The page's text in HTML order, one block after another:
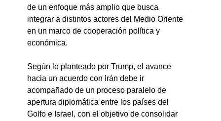
de un enfoque más amplio que busca
integrar a distintos actores del Medio Oriente
en un marco de cooperación política y
económica.
Según lo planteado por Trump, el avance
hacia un acuerdo con Irán debe ir
acompañado de un proceso paralelo de
apertura diplomática entre los países del
Golfo e Israel, con el objetivo de consolidar